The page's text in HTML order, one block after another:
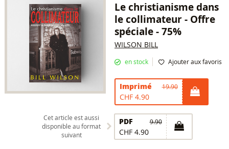
Le christianisme dans
le collimateur - Offre
spéciale - 75%
WILSON BILL
en stock Ajouter aux favoris
Imprimé 19.90
CHF 4.90
Cet article est aussi
disponible au format
suivant
PDF 9.90
CHF 4.90